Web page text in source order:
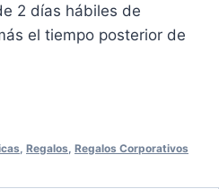
2 días hábiles de
el tiempo posterior de
Regalos Regalos Corporativos